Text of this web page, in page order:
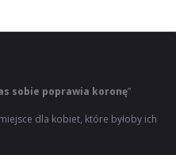
sobie poprawia koronę”
dla kobiet, które byłoby ich